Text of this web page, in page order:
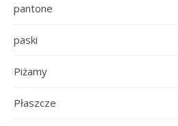
pantone
paski
Piżamy
Płaszcze